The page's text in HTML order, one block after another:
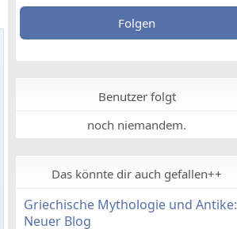
Folgen
Benutzer folgt
noch niemandem.
Das könnte dir auch gefallen++
Griechische Mythologie und Antike:
Neuer Blog